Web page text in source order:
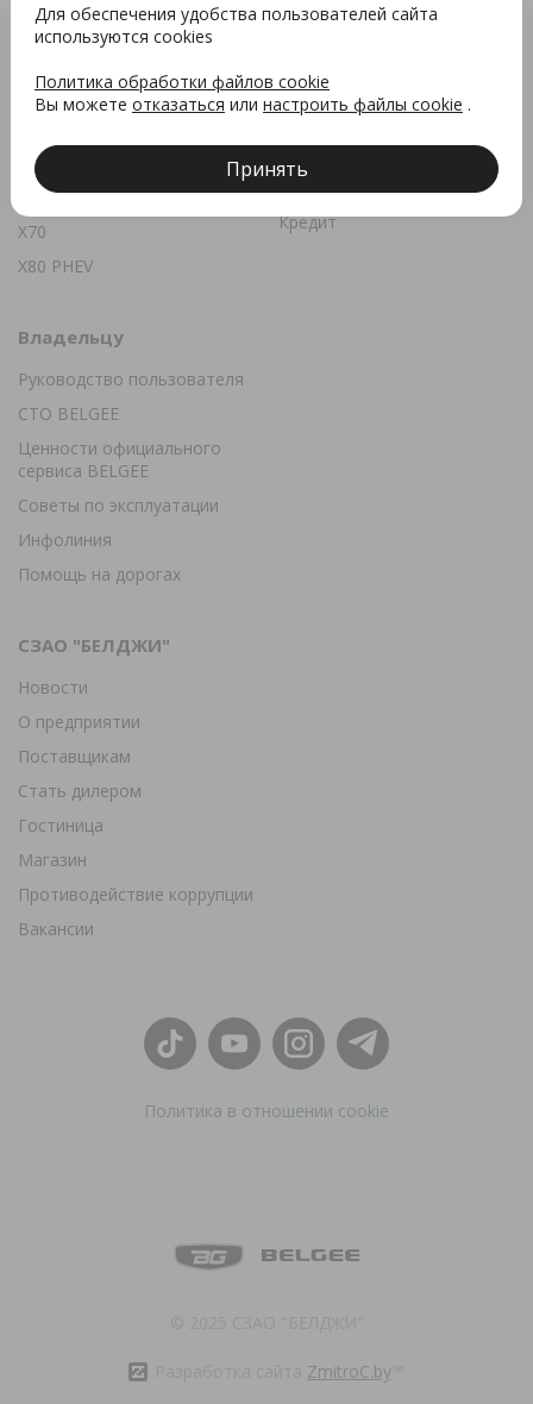
Модели
X50
X50+
X70
X80 PHEV
Специальные
предложения
Акции
Кредит
Владельцу
Руководство пользователя
СТО BELGEE
Ценности официального
сервиса BELGEE
Советы по эксплуатации
Инфолиния
Помощь на дорогах
СЗАО "БЕЛДЖИ"
Новости
О предприятии
Поставщикам
Стать дилером
Гостиница
Магазин
Противодействие коррупции
Вакансии
Политика в отношении cookie
ZmitroC.by
Для обеспечения удобства пользователей сайта
используются cookies
Политика обработки файлов cookie
Вы можете отказаться или настроить файлы cookie .
Принять